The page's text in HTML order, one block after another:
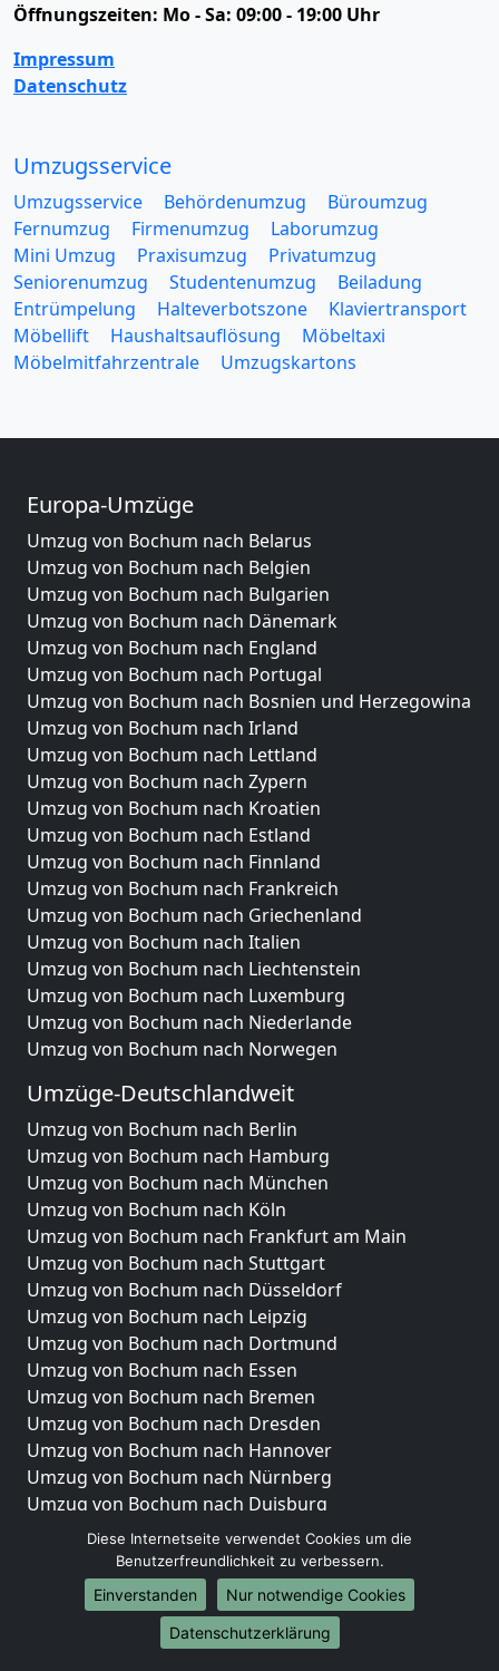
Öffnungszeiten: Mo - Sa: 09:00 - 19:00 Uhr
Impressum
Datenschutz
Umzugsservice
Umzugsservice Behördenumzug
Büroumzug
Fernumzug
Firmenumzug
Laborumzug
Mini Umzug
Praxisumzug
Privatumzug
Seniorenumzug
Studentenumzug
Beiladung
Entrümpelung
Halteverbotszone
Klaviertransport
Möbellift
Haushaltsauflösung
Möbeltaxi
Möbelmitfahrzentrale
Umzugskartons
Europa-Umzüge
Umzug von Bochum nach Belarus
Umzug von Bochum nach Belgien
Umzug von Bochum nach Bulgarien
Umzug von Bochum nach Dänemark
Umzug von Bochum nach England
Umzug von Bochum nach Portugal
Umzug von Bochum nach Bosnien und Herzegowina
Umzug von Bochum nach Irland
Umzug von Bochum nach Lettland
Umzug von Bochum nach Zypern
Umzug von Bochum nach Kroatien
Umzug von Bochum nach Estland
Umzug von Bochum nach Finnland
Umzug von Bochum nach Frankreich
Umzug von Bochum nach Griechenland
Umzug von Bochum nach Italien
Umzug von Bochum nach Liechtenstein
Umzug von Bochum nach Luxemburg
Umzug von Bochum nach Niederlande
Umzug von Bochum nach Norwegen
Umzüge-Deutschlandweit
Umzug von Bochum nach Berlin
Umzug von Bochum nach Hamburg
Umzug von Bochum nach München
Umzug von Bochum nach Köln
Umzug von Bochum nach Frankfurt am Main
Umzug von Bochum nach Stuttgart
Umzug von Bochum nach Düsseldorf
Umzug von Bochum nach Leipzig
Umzug von Bochum nach Dortmund
Umzug von Bochum nach Essen
Umzug von Bochum nach Bremen
Umzug von Bochum nach Dresden
Umzug von Bochum nach Hannover
Umzug von Bochum nach Nürnberg
Umzug von Bochum nach Duisburg
Umzug von Bochum nach Bochum
Umzug von Bochum nach Wuppertal
Umzug von Bochum nach Bielefeld
Umzug von Bochum nach Bonn
Umzug von Bochum nach Münster
Diese Internetseite verwendet Cookies um die
Benutzerfreundlichkeit zu verbessern.
Einverstanden
Nur notwendige Cookies
Datenschutzerklärung